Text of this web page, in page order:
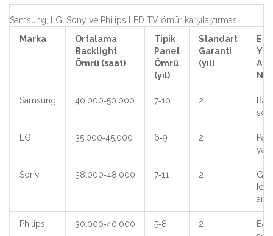
Samsung, LG, Sony ve Philips LED TV ömür karşılaştırması
Marka
Ortalama
Backlight
Ömrü (saat)
Tipik
Panel
Ömrü
(yıl)
Standart
Garanti
(yıl)
En
Samsung 40.000‑50.000 7‑10 2
LG 35.000‑45.000 6‑9 2
Sony 38.000‑48.000 7‑11 2
Güç
Philips 30.000‑40.000 5‑8 2